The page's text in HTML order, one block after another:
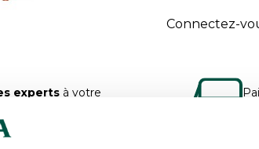
Connectez-
expertsà votre